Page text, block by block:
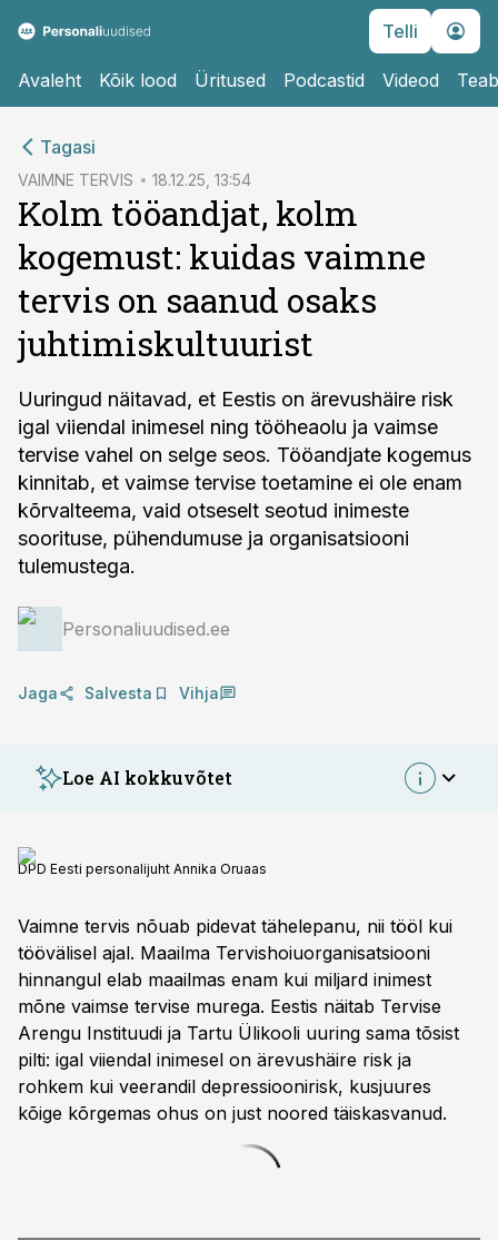
Telli
Avaleht Kõik lood Üritused Podcastid Videod
Tagasi
VAIMNE TERVIS 18.12.25, 13:54
Kolm tööandjat, kolm
kogemust: kuidas vaimne
tervis on saanud osaks
juhtimiskultuurist
Uuringud näitavad, et Eestis on ärevushäire risk
igal viiendal inimesel ning tööheaolu ja vaimse
tervise vahel on selge seos. Tööandjate kogemus
kinnitab, et vaimse tervise toetamine ei ole enam
kõrvalteema, vaid otseselt seotud inimeste
soorituse, pühendumuse ja organisatsiooni
tulemustega.
Personaliuudised.ee
Jaga Salvesta Vihja
Loe AI kokkuvõtet
DPD Eesti personalijuht Annika Oruaas
Vaimne tervis nõuab pidevat tähelepanu, nii tööl kui
töövälisel ajal. Maailma Tervishoiuorganisatsiooni
hinnangul elab maailmas enam kui miljard inimest
mõne vaimse tervise murega. Eestis näitab Tervise
Arengu Instituudi ja Tartu Ülikooli uuring sama tõsist
pilti: igal viiendal inimesel on ärevushäire risk ja
rohkem kui veerandil depressioonirisk, kusjuures
kõige kõrgemas ohus on just noored täiskasvanud.